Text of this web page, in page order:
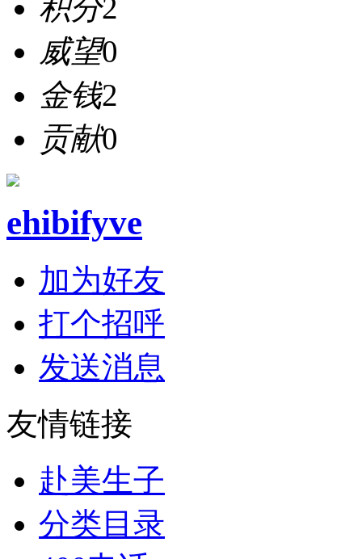
积分2
威望0
金钱2
贡献0
ehibifyve
加为好友
打个招呼
发送消息
友情链接
赴美生子
分类目录